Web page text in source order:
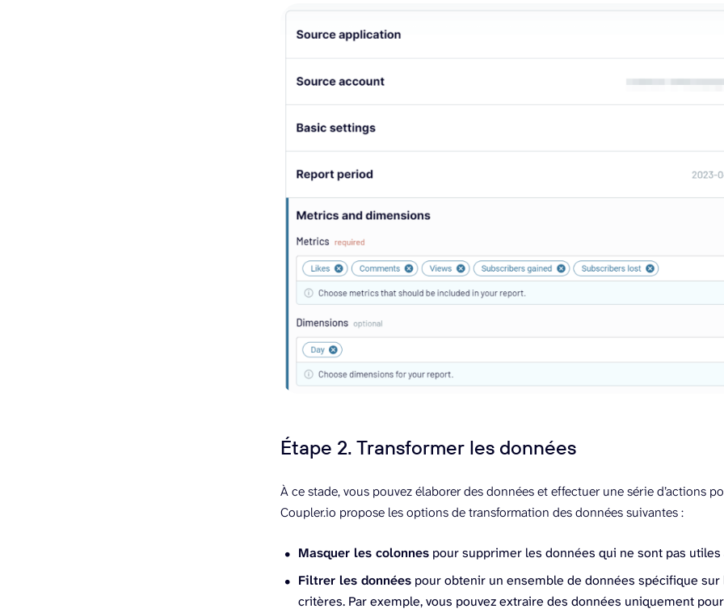
Étape 2. Transformer les données
À ce stade, vous pouvez élaborer des données et effectuer une série d’actions
Coupler.io propose les options de transformation des données suivantes :
Masquer les colonnes pour supprimer les données qui ne sont pas utiles
Filtrer les données pour obtenir un ensemble de données spécifique sur
critères. Par exemple, vous pouvez extraire des données uniquement